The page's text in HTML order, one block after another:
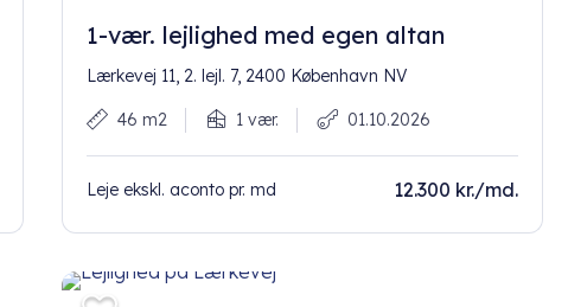
1-vær. lejlighed med egen altan
Lærkevej 11, 2. lejl. 7, 2400 København NV
46 m2 1 vær. 01.10.2026
Leje ekskl. aconto pr. md 12.300 kr./md.